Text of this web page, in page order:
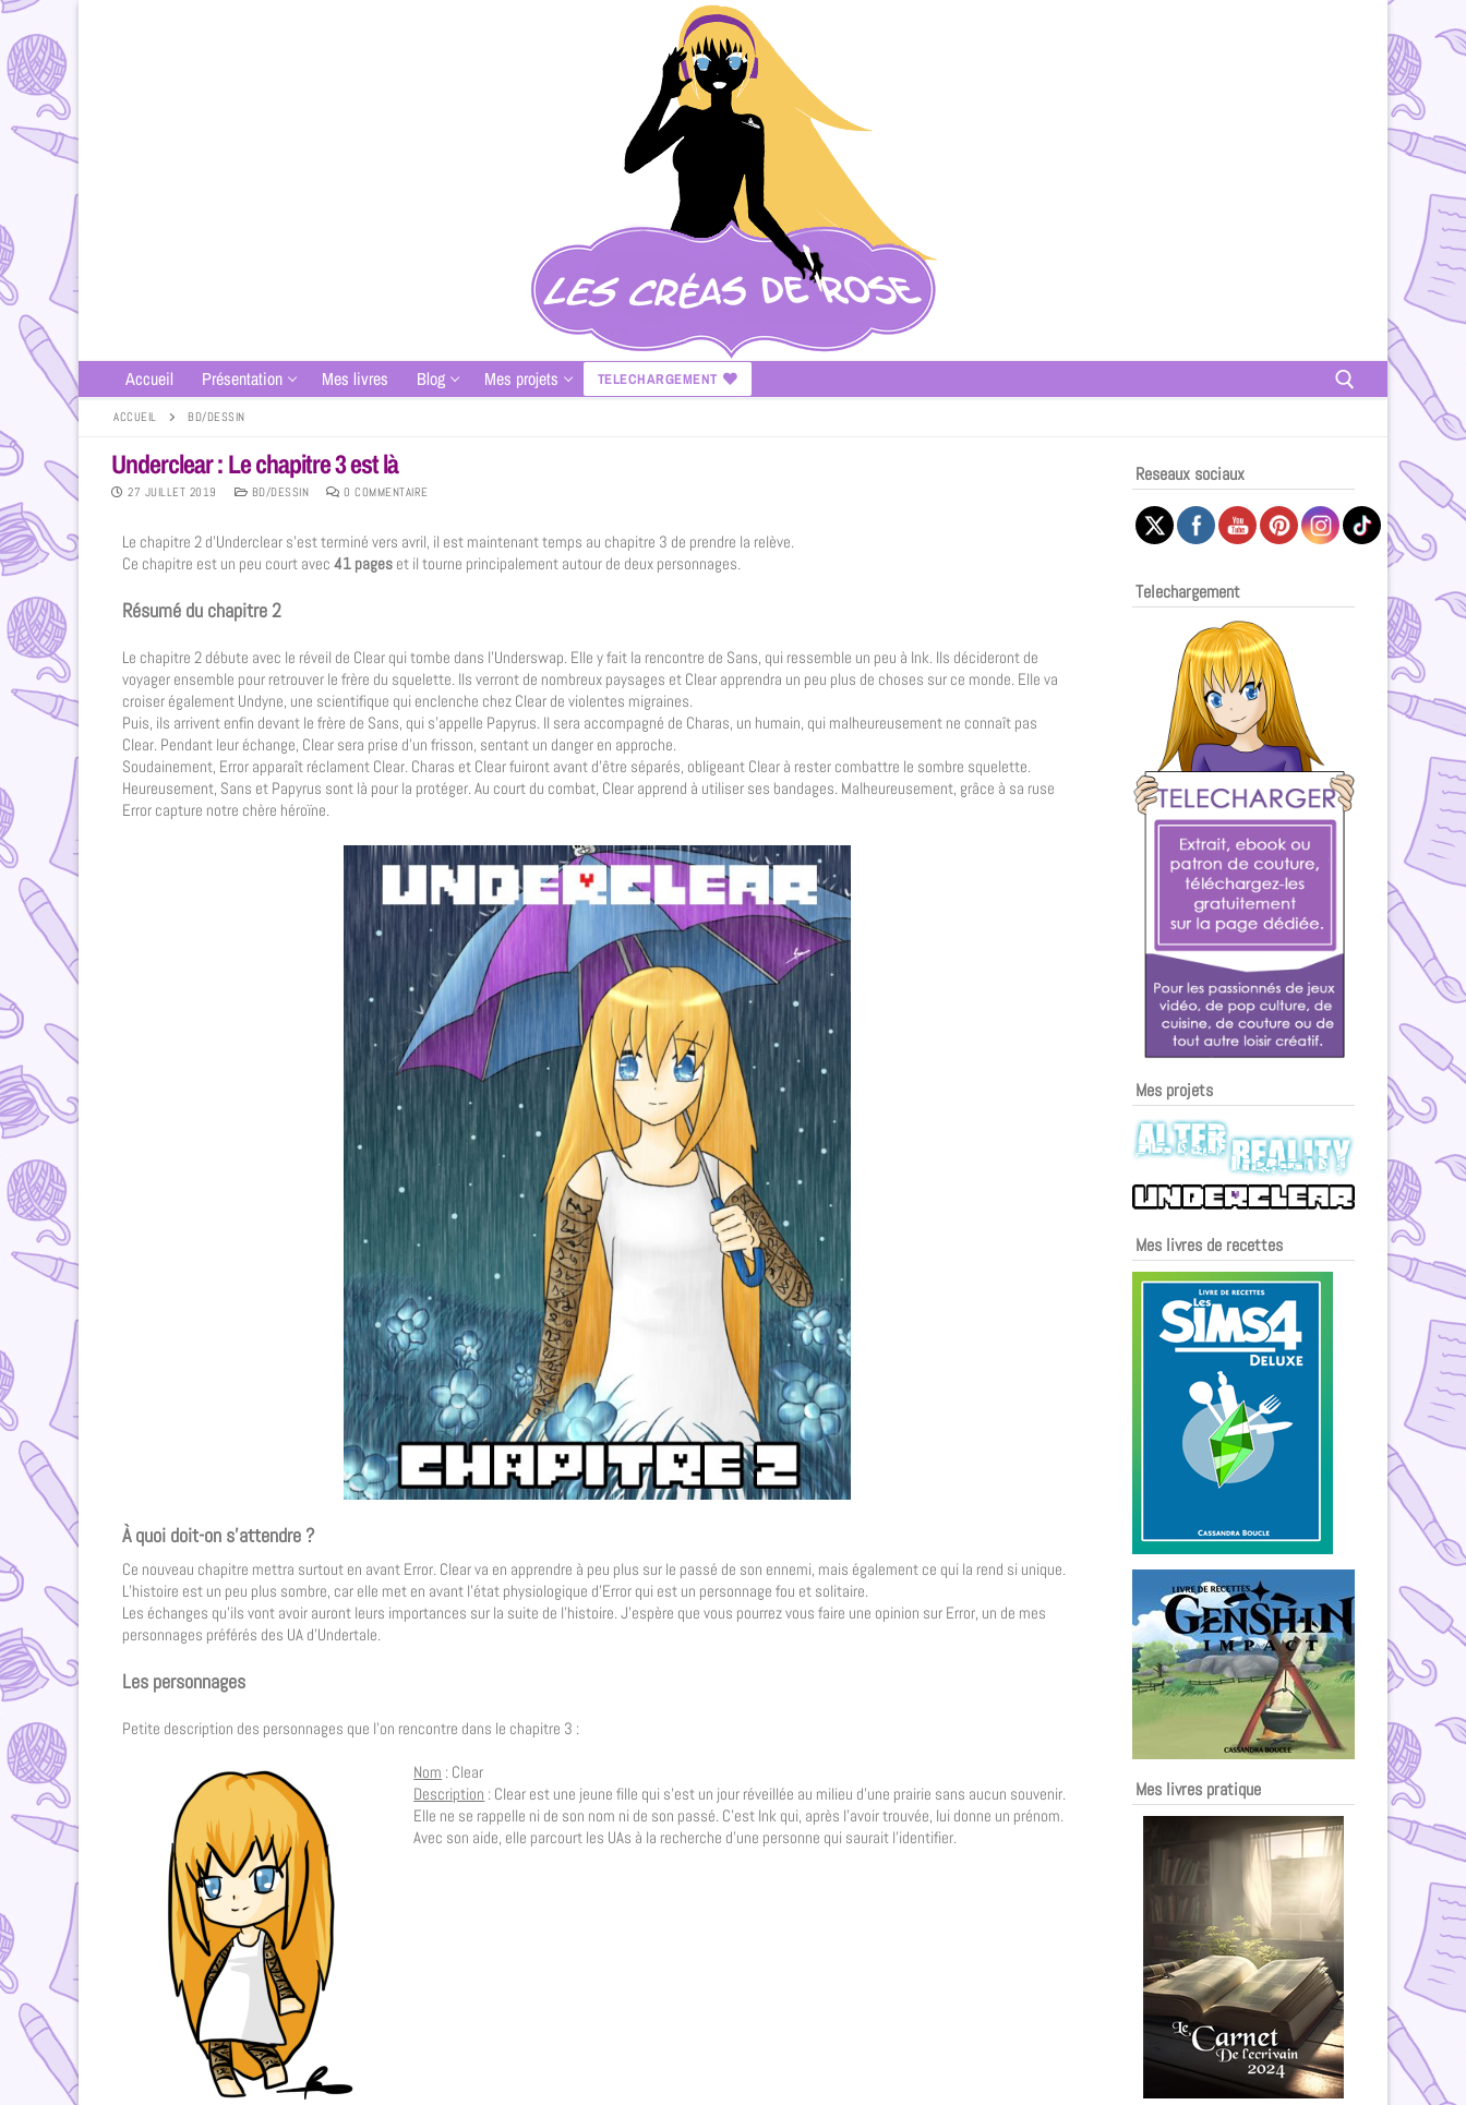
Accueil Présentation Mes livres Blog Mes projets TELECHARGEMENT
ACCUEIL BD/DESSIN
Underclear : Le chapitre 3 est là
27 JUILLET 2019 BD/DESSIN 0 COMMENTAIRE
Le chapitre 2 d’Underclear s’est terminé vers avril, il est maintenant temps au chapitre 3 de prendre la relève.
Ce chapitre est un peu court avec 41 pages et il tourne principalement autour de deux personnages.
Résumé du chapitre 2
Le chapitre 2 débute avec le réveil de Clear qui tombe dans l’Underswap. Elle y fait la rencontre de Sans, qui ressemble un peu à Ink. Ils décideront de
voyager ensemble pour retrouver le frère du squelette. Ils verront de nombreux paysages et Clear apprendra un peu plus de choses sur ce monde. Elle va
croiser également Undyne, une scientifique qui enclenche chez Clear de violentes migraines.
Puis, ils arrivent enfin devant le frère de Sans, qui s’appelle Papyrus. Il sera accompagné de Charas, un humain, qui malheureusement ne connaît pas
Clear. Pendant leur échange, Clear sera prise d’un frisson, sentant un danger en approche.
Soudainement, Error apparaît réclament Clear. Charas et Clear fuiront avant d’être séparés, obligeant Clear à rester combattre le sombre squelette.
Heureusement, Sans et Papyrus sont là pour la protéger. Au court du combat, Clear apprend à utiliser ses bandages. Malheureusement, grâce à sa ruse
Error capture notre chère héroïne.
À quoi doit-on s’attendre ?
Ce nouveau chapitre mettra surtout en avant Error. Clear va en apprendre à peu plus sur le passé de son ennemi, mais également ce qui la rend si unique.
L’histoire est un peu plus sombre, car elle met en avant l’état physiologique d’Error qui est un personnage fou et solitaire.
Les échanges qu’ils vont avoir auront leurs importances sur la suite de l’histoire. J’espère que vous pourrez vous faire une opinion sur Error, un de mes
personnages préférés des UA d’Undertale.
Les personnages
Petite description des personnages que l’on rencontre dans le chapitre 3 :
Nom : Clear
Description : Clear est une jeune fille qui s’est un jour réveillée au milieu d’une prairie sans aucun souvenir.
Elle ne se rappelle ni de son nom ni de son passé. C’est Ink qui, après l’avoir trouvée, lui donne un prénom.
Avec son aide, elle parcourt les UAs à la recherche d’une personne qui saurait l’identifier.
Reseaux sociaux
Telechargement
Mes projets
Mes livres de recettes
Mes livres pratique